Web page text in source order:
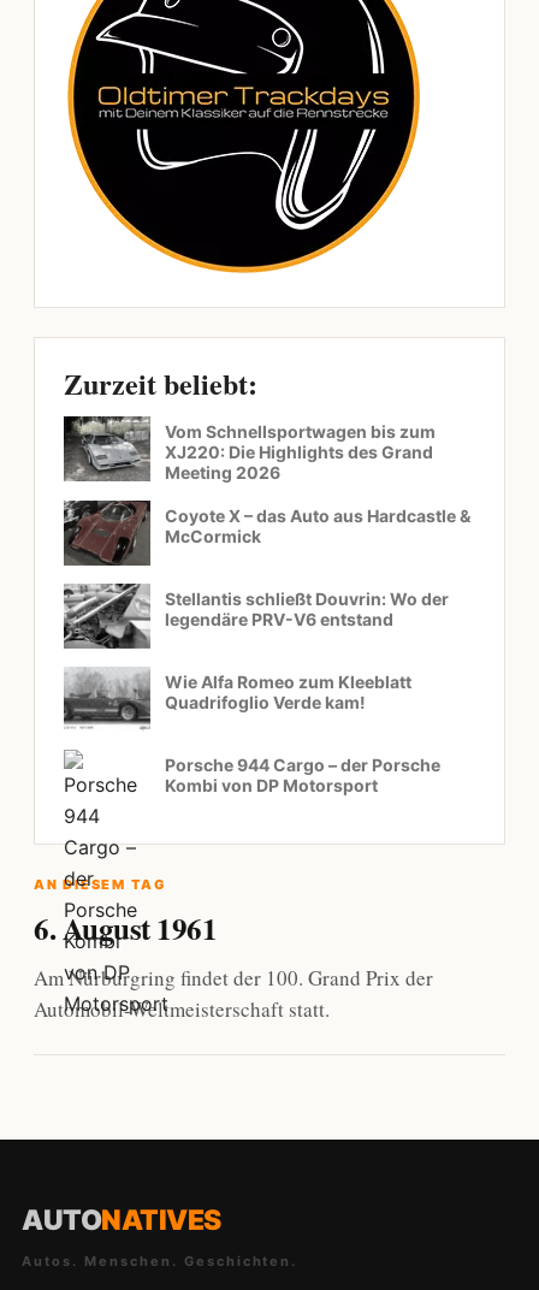
Zurzeit beliebt:
Vom Schnellsportwagen bis zum
XJ220: Die Highlights des Grand
Meeting 2026
Coyote X – das Auto aus Hardcastle &
McCormick
Stellantis schließt Douvrin: Wo der
legendäre PRV-V6 entstand
Wie Alfa Romeo zum Kleeblatt
Quadrifoglio Verde kam!
Porsche 944 Cargo – der Porsche
Kombi von DP Motorsport
AN DIESEM TAG
6. August 1961
Am Nürburgring findet der 100. Grand Prix der
Automobil-Weltmeisterschaft statt.
AUTONATIVES
Autos. Menschen. Geschichten.